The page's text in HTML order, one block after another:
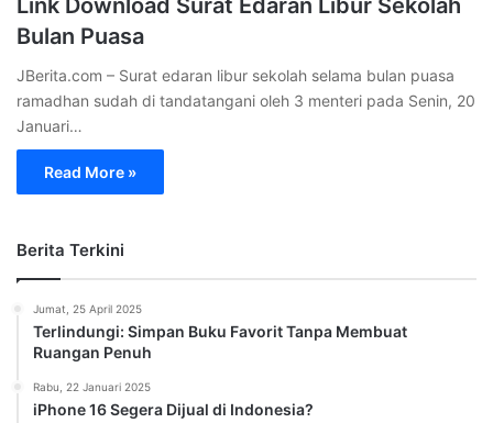
Bulan Puasa
JBerita.com – Surat edaran libur sekolah selama bulan puasa
ramadhan sudah di tandatangani oleh 3 menteri pada Senin, 20
Januari…
Read More »
Berita Terkini
Jumat, 25 April 2025
Terlindungi: Simpan Buku Favorit Tanpa Membuat
Ruangan Penuh
Rabu, 22 Januari 2025
iPhone 16 Segera Dijual di Indonesia?